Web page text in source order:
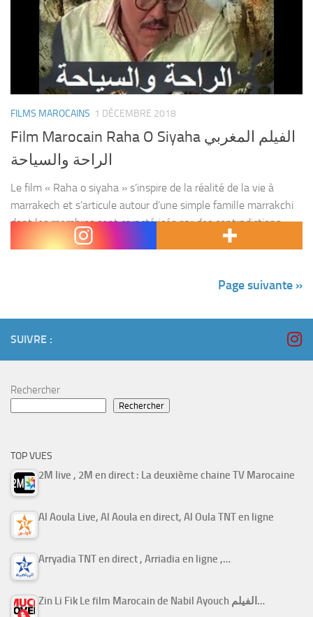
FILMS MAROCAINS 1 DÉCEMBRE 2018
Film Marocain Raha O Siyaha الفيلم المغربي
الراحة والسياحة
Le film « Raha o siyaha » s’inspire de la réalité de la vie à
marrakech et s’articule autour d’une simple famille marrakchi
dont les membres sont caractérisés par des contradictions
intellectuelles et morales et des...
Page suivante »
SUIVRE :
Rechercher
Rechercher
TOP VUES
2M live , 2M en direct : La deuxième chaine TV Marocaine
Al Aoula Live, Al Aoula en direct, Al Oula TNT en ligne
Arryadia TNT en direct , Arriadia en ligne ,…
Zin Li Fik Le film Marocain de Nabil Ayouch الفيلم…